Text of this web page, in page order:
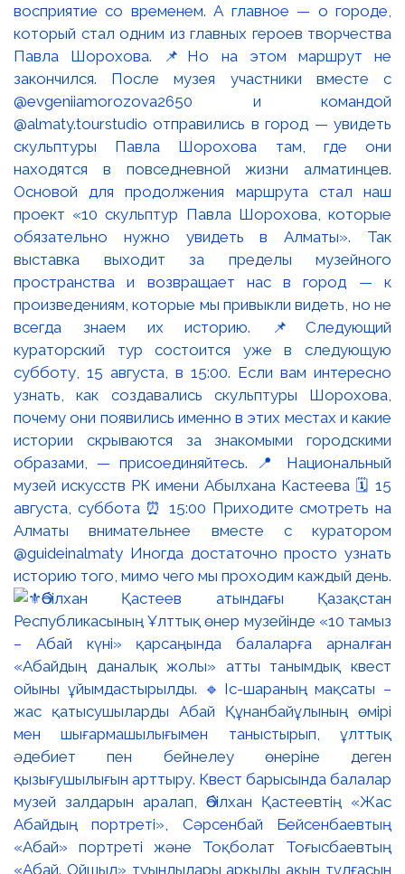
восприятие со временем. А главное — о городе,
который стал одним из главных героев творчества
Павла Шорохова. 📌Но на этом маршрут не
закончился. После музея участники вместе с
@evgeniiamorozova2650 и командой
@almaty.tourstudio отправились в город — увидеть
скульптуры Павла Шорохова там, где они
находятся в повседневной жизни алматинцев.
Основой для продолжения маршрута стал наш
проект «10 скульптур Павла Шорохова, которые
обязательно нужно увидеть в Алматы». Так
выставка выходит за пределы музейного
пространства и возвращает нас в город — к
произведениям, которые мы привыкли видеть, но не
всегда знаем их историю. 📌Следующий
кураторский тур состоится уже в следующую
субботу, 15 августа, в 15:00. Если вам интересно
узнать, как создавались скульптуры Шорохова,
почему они появились именно в этих местах и какие
истории скрываются за знакомыми городскими
образами, — присоединяйтесь. 📍 Национальный
музей искусств РК имени Абылхана Кастеева 🗓 15
августа, суббота ⏰ 15:00 Приходите смотреть на
Алматы внимательнее вместе с куратором
@guideinalmaty Иногда достаточно просто узнать
историю того, мимо чего мы проходим каждый день.